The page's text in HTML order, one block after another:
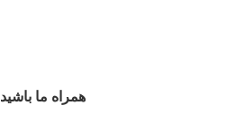
همراه ما باشید